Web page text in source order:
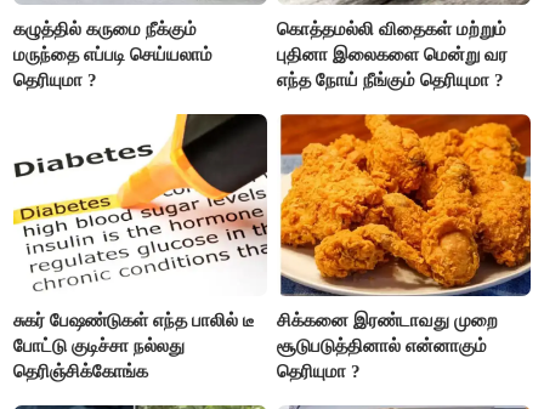
கழுத்தில் கருமை நீக்கும்
மருந்தை எப்படி செய்யலாம்
தெரியுமா ?
கொத்தமல்லி விதைகள் மற்றும்
புதினா இலைகளை மென்று வர
எந்த நோய் நீங்கும் தெரியுமா ?
சுகர் பேஷண்டுகள் எந்த பாலில் டீ
போட்டு குடிச்சா நல்லது
தெரிஞ்சிக்கோங்க
சிக்கனை இரண்டாவது முறை
சூடுபடுத்தினால் என்னாகும்
தெரியுமா ?